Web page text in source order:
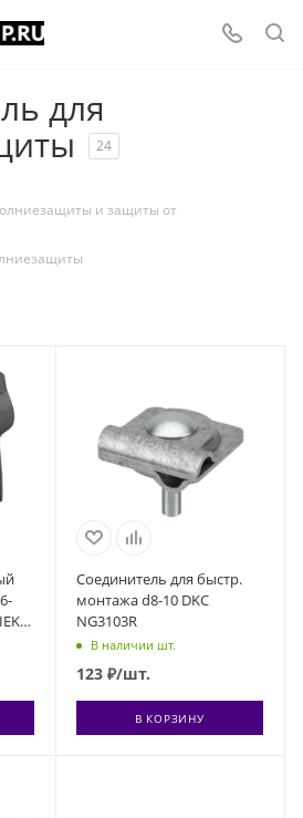
для
24
и защиты от
Соединитель для быстр.
монтажа d8-10 DKC
NG3103R
В наличии шт.
123₽/шт.
В КОРЗИНУ